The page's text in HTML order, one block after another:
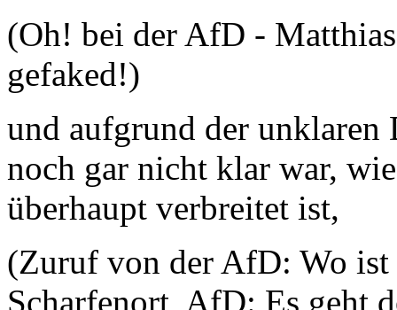
(Oh! bei der AfD -
gefaked!)
und aufgrund der unklaren
noch gar nicht klar war,
überhaupt verbreitet ist,
(Zuruf von der AfD: Wo ist
Scharfenort, AfD: Es geht